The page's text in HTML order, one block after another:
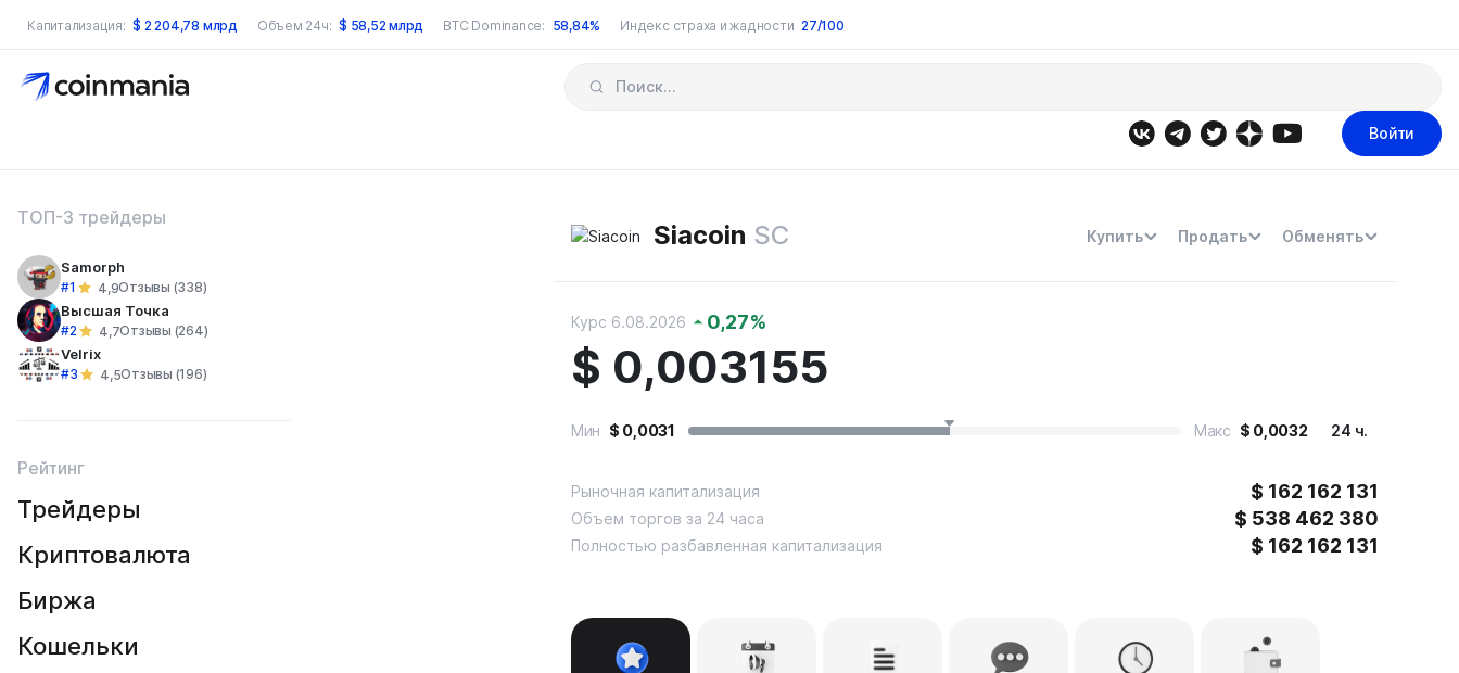
Капитализация: $ 2 204,78 млрд Объем 24ч: $ 58,52 млрд BTC Dominance: 58,84% Индекс страха и жадности 27/100
по сайту
Войти
ТОП-3 трейдеры
Samorph
#1 4,9Отзывы (338)
Высшая Точка
#2 4,7Отзывы (264)
Velrix
#3 4,5Отзывы (196)
Рейтинг
Трейдеры
Криптовалюта
Биржа
Кошельки
Siacoin SC Купить Продать Обменять
Курс 6.08.2026 0,27%
$ 0,003155
Мин $ 0,0031 Макс $ 0,0032 24 ч.
Рыночная капитализация $ 162 162 131
Объем торгов за 24 часа $ 538 462 380
Полностью разбавленная капитализация $ 162 162 131